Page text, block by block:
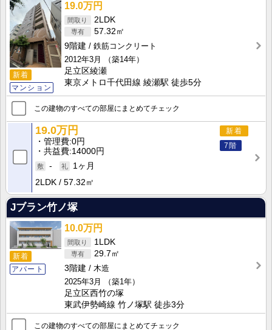
新着
マンション
19.0万円
2LDK
57.32㎡
9階建
鉄筋コンクリート
2012年3月
（築14年）
足立区綾瀬
東京メトロ千代田線 綾瀬駅 徒歩5分
この建物のすべての部屋にまとめてチェック
新着
7階
19.0万円
管理費 0円
共益費 14000円
-
1ヶ月
2LDK
57.32㎡
Jブラン竹ノ塚
新着
アパート
10.0万円
1LDK
29.7㎡
3階建
木造
2025年3月
（築1年）
足立区西竹の塚
東武伊勢崎線 竹ノ塚駅 徒歩3分
この建物のすべての部屋にまとめてチェック